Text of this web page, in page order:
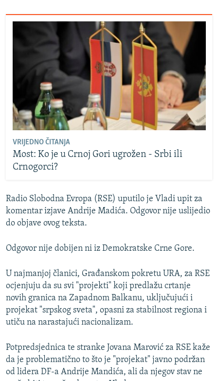
VRIJEDNO ČITANJA
Most: Ko je u Crnoj Gori ugrožen - Srbi ili
Crnogorci?
Radio Slobodna Evropa (RSE) uputilo je Vladi upit za
komentar izjave Andrije Madića. Odgovor nije uslijedio
do objave ovog teksta.
Odgovor nije dobijen ni iz Demokratske Crne Gore.
U najmanjoj članici, Građanskom pokretu URA, za RSE
ocjenjuju da su svi "projekti" koji predlažu crtanje
novih granica na Zapadnom Balkanu, uključujući i
projekat "srpskog sveta", opasni za stabilnost regiona i
utiču na narastajući nacionalizam.
Potpredsjednica te stranke Jovana Marović za RSE kaže
da je problematično to što je "projekat" javno podržan
od lidera DF-a Andrije Mandića, ali da njegov stav ne